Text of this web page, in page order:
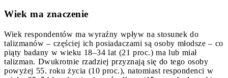
Wiek ma znaczenie
Wiek respondentów ma wyraźny wpływ na stosunek do
talizmanów – częściej ich posiadaczami są osoby młodsze – co
piąty badany w wieku 18–34 lat (21 proc.) ma lub miał
talizman. Dwukrotnie rzadziej przyznają się do tego osoby
powyżej 55. roku życia (10 proc.), natomiast respondenci w